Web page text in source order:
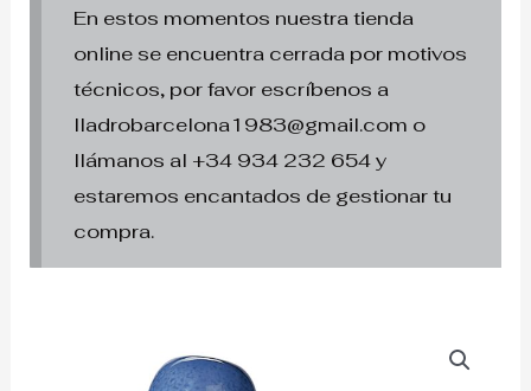
En estos momentos nuestra tienda
online se encuentra cerrada por motivos
técnicos, por favor escríbenos a
lladrobarcelona1983@gmail.com o
llámanos al +34 934 232 654 y
estaremos encantados de gestionar tu
compra.